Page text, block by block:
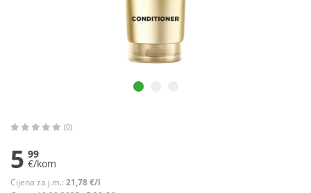
(0)
5 99
€/kom
Cijena za j.m.: 21,78 €/l